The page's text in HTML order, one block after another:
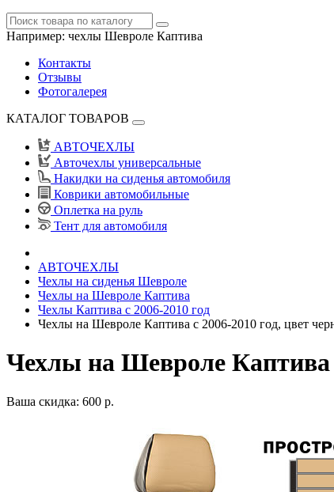
Например: чехлы Шевроле Каптива
Контакты
Отзывы
Фотогалерея
КАТАЛОГ ТОВАРОВ
АВТОЧЕХЛЫ
Авточехлы универсальные
Накидки на сиденья автомобиля
Коврики автомобильные
Оплетка на руль
Тент для автомобиля
АВТОЧЕХЛЫ
Чехлы на сиденья Шевроле
Чехлы на Шевроле Каптива
Чехлы Каптива с 2006-2010 год
Чехлы на Шевроле Каптива с 2006-2010 год, цвет
Чехлы на Шевроле Каптива
Ваша скидка: 600 р.